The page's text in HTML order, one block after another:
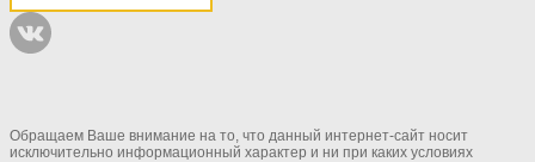
Обращаем Ваше внимание на то, что данный интернет-сайт носит
исключительно информационный характер и ни при каких условиях